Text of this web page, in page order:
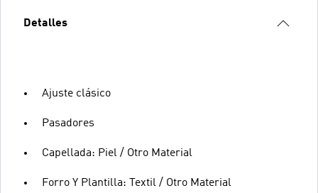
Detalles
Ajuste clásico
Pasadores
Capellada: Piel / Otro Material
Forro Y Plantilla: Textil / Otro Material